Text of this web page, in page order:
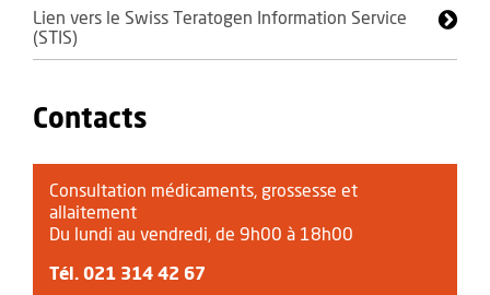
Lien vers le Swiss Teratogen Information Service
(STIS)
Contacts
Consultation médicaments, grossesse et
allaitement
Du lundi au vendredi, de 9h00 à 18h00
Tél. 021 314 42 67